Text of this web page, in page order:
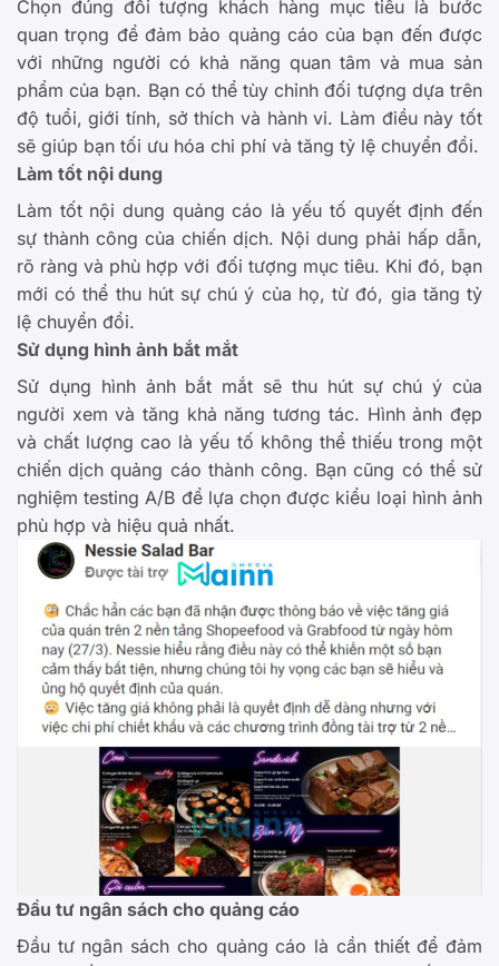
Chọn đúng đối tượng khách hàng mục tiêu là bước
quan trọng để đảm bảo quảng cáo của bạn đến được
với những người có khả năng quan tâm và mua sản
phẩm của bạn. Bạn có thể tùy chỉnh đối tượng dựa trên
độ tuổi, giới tính, sở thích và hành vi. Làm điều này tốt
sẽ giúp bạn tối ưu hóa chi phí và tăng tỷ lệ chuyển đổi.
Làm tốt nội dung
Làm tốt nội dung quảng cáo là yếu tố quyết định đến
sự thành công của chiến dịch. Nội dung phải hấp dẫn,
rõ ràng và phù hợp với đối tượng mục tiêu. Khi đó, bạn
mới có thể thu hút sự chú ý của họ, từ đó, gia tăng tỷ
lệ chuyển đổi.
Sử dụng hình ảnh bắt mắt
Sử dụng hình ảnh bắt mắt sẽ thu hút sự chú ý của
người xem và tăng khả năng tương tác. Hình ảnh đẹp
và chất lượng cao là yếu tố không thể thiếu trong một
chiến dịch quảng cáo thành công. Bạn cũng có thể sử
nghiệm testing A/B để lựa chọn được kiểu loại hình ảnh
phù hợp và hiệu quả nhất.
Đầu tư ngân sách cho quảng cáo
Đầu tư ngân sách cho quảng cáo là cần thiết để đảm